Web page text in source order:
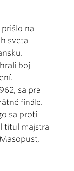
prišlo na
sveta
boj
sa pre
finále.
sa proti
titul majstra